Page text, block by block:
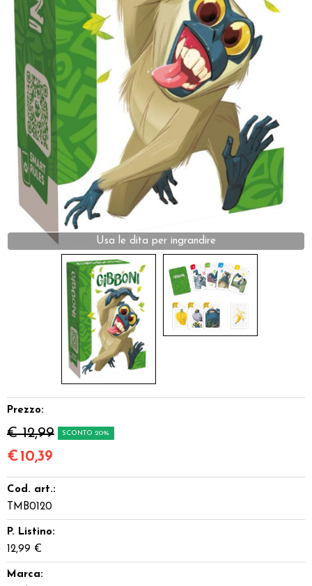
Dadi
Accessori
Giocattoli e Gadget
Offerte del Dragone
Usa le dita per ingrandire
Prezzo:
€ 12,99 SCONTO 20%
€ 10,39
Cod. art.:
TMB0120
P. Listino:
12,99 €
Marca: